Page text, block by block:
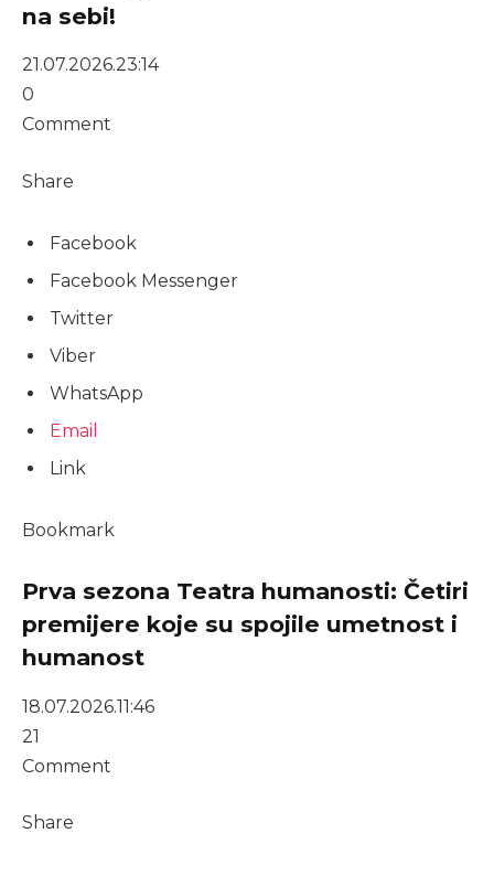
na sebi!
21.07.2026.23:14
0
Comment
Share
Facebook
Facebook Messenger
Twitter
Viber
WhatsApp
Email
Link
Bookmark
Prva sezona Teatra humanosti: Četiri
premijere koje su spojile umetnost i
humanost
18.07.2026.11:46
21
Comment
Share